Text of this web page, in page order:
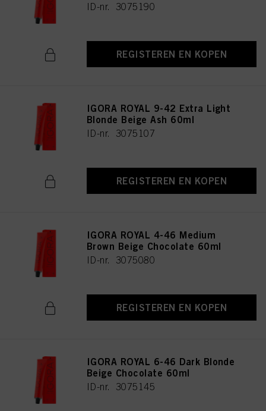
ID-nr. 3075190
REGISTEREN EN KOPEN
IGORA ROYAL 9-42 Extra Light
Blonde Beige Ash 60ml
ID-nr. 3075107
REGISTEREN EN KOPEN
IGORA ROYAL 4-46 Medium
Brown Beige Chocolate 60ml
ID-nr. 3075080
REGISTEREN EN KOPEN
IGORA ROYAL 6-46 Dark Blonde
Beige Chocolate 60ml
ID-nr. 3075145